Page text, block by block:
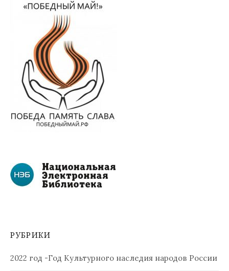
РУБРИКИ
2022 год -Год Культурного наследия народов России